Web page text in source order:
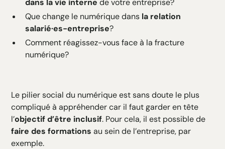
dans la vie interne de votre entreprise?
Que change le numérique dans la relation
salarié·es-entreprise?
Comment réagissez-vous face à la fracture
numérique?
Le pilier social du numérique est sans doute le plus
compliqué à appréhender car il faut garder en tête
l’objectif d’être inclusif. Pour cela, il est possible de
faire des formations au sein de l’entreprise, par
exemple.